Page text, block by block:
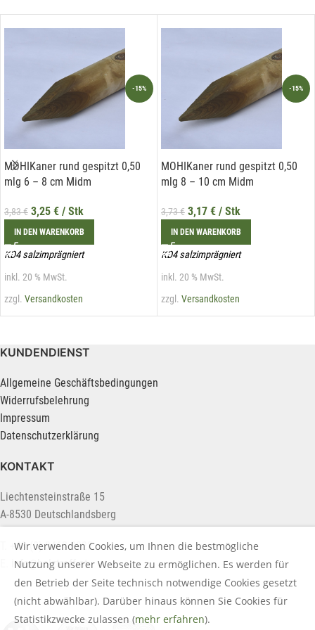
-15%
MOHIKaner rund gespitzt 0,50
mlg 6 – 8 cm Midm
3,83€ 3,25 € / Stk
IN DEN WARENKORB
KD4 salzimprägniert
inkl. 20 % MwSt.
zzgl. Versandkosten
-15%
MOHIKaner rund gespitzt 0,50
mlg 8 – 10 cm Midm
3,73€ 3,17 € / Stk
IN DEN WARENKORB
KD4 salzimprägniert
inkl. 20 % MwSt.
zzgl. Versandkosten
KUNDENDIENST
Allgemeine Geschäftsbedingungen
Widerrufsbelehrung
Impressum
Datenschutzerklärung
KONTAKT
Liechtensteinstraße 15
A-8530 Deutschlandsberg
T. +43 (0) 3462 2222
info@holztreff.at
Wir verwenden Cookies, um Ihnen die bestmögliche
Nutzung unserer Webseite zu ermöglichen. Es werden für
den Betrieb der Seite technisch notwendige Cookies gesetzt
(nicht abwählbar). Darüber hinaus können Sie Cookies für
Statistikzwecke zulassen (mehr erfahren).